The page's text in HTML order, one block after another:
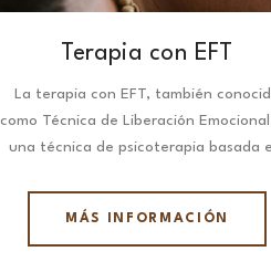
Terapia con EFT
La terapia con EFT, también
como Técnica de Liberación
una técnica de psicoterapia basada
MÁS INFORMACIÓN